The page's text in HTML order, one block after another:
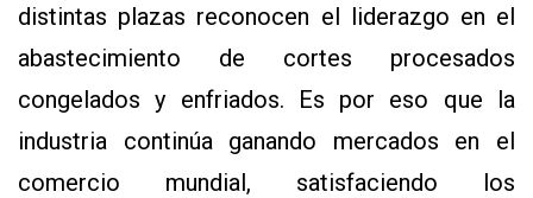
distintas plazas reconocen el liderazgo en el
abastecimiento de cortes procesados
congelados y enfriados. Es por eso que la
industria continúa ganando mercados en el
comercio mundial, satisfaciendo los